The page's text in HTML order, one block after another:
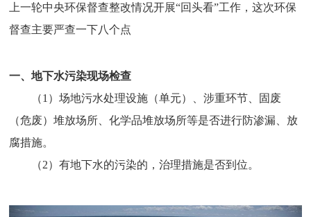
上一轮中央环保督查整改情况开展“回头看”工作，这次环保
督查主要严查一下八个点
一、地下水污染现场检查
（1）场地污水处理设施（单元）、涉重环节、固废
（危废）堆放场所、化学品堆放场所等是否进行防渗漏、放
腐措施。
（2）有地下水的污染的，治理措施是否到位。